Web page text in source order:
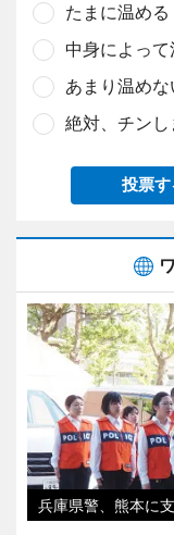
たまに温める
中身によって
あまり温めな
絶対、チンし
投票す
兵庫県警、熊本に